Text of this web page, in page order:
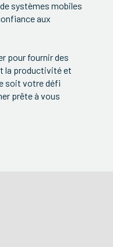
systèmes mobiles
aux
pour fournir des
la productivité et
soit votre défi
prête à vous